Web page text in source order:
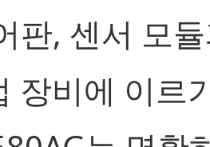
판, 센서 모
장비에 이르